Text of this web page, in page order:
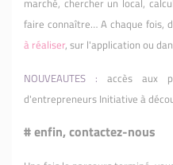
marché, chercher un local,
faire connaître… A chaque fois,
à réaliser, sur l'application ou
NOUVEAUTES : accès aux
d'entrepreneurs Initiative à
# enfin, contactez-nous